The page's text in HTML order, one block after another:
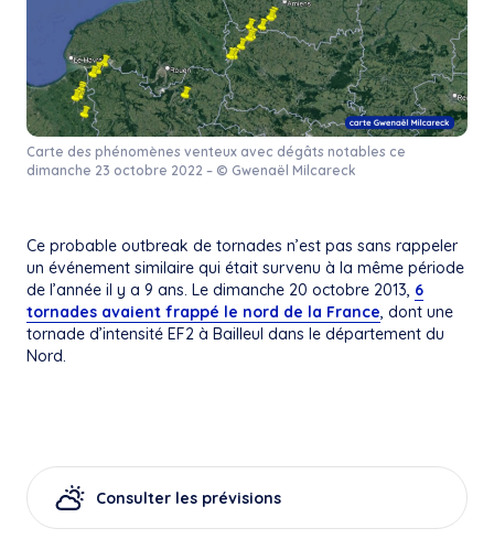
Carte des phénomènes venteux avec dégâts notables ce
dimanche 23 octobre 2022 – © Gwenaël Milcareck
Ce probable outbreak de tornades n’est pas sans rappeler
un événement similaire qui était survenu à la même période
de l’année il y a 9 ans. Le dimanche 20 octobre 2013, 6
tornades avaient frappé le nord de la France, dont une
tornade d’intensité EF2 à Bailleul dans le département du
Nord.
Consulter les prévisions